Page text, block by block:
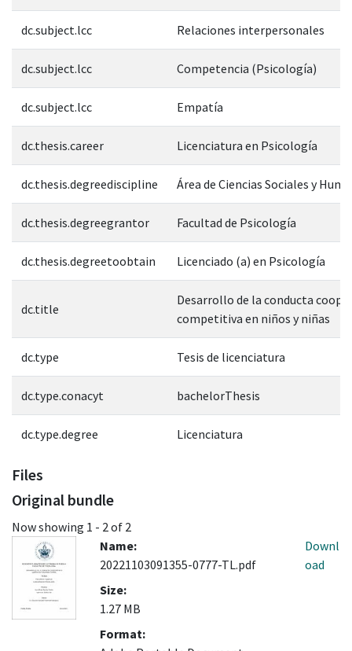
dc.subject.lcc Relaciones interpersonales
dc.subject.lcc Competencia (Psicología)
dc.subject.lcc Empatía
dc.thesis.career Licenciatura en Psicología
dc.thesis.degreediscipline Área de Ciencias Sociales y
dc.thesis.degreegrantor Facultad de Psicología
dc.thesis.degreetoobtain Licenciado (a) en Psicología
dc.title
Desarrollo de la conducta
competitiva en niños y niñas
dc.type Tesis de licenciatura
dc.type.conacyt bachelorThesis
dc.type.degree Licenciatura
Files
Original bundle
Now showing 1 - 2 of 2
Name:
20221103091355-0777-TL.pdf
Size:
1.27 MB
Format:
Downl
oad